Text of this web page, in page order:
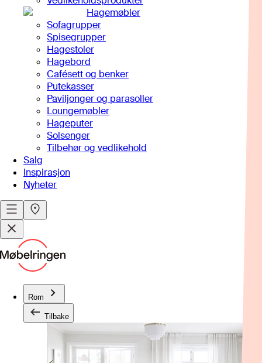
Hagemøbler
Sofagrupper
Spisegrupper
Hagestoler
Hagebord
Cafésett og benker
Putekasser
Paviljonger og parasoller
Loungemøbler
Hageputer
Solsenger
Tilbehør og vedlikehold
Salg
Inspirasjon
Nyheter
Rom
Tilbake